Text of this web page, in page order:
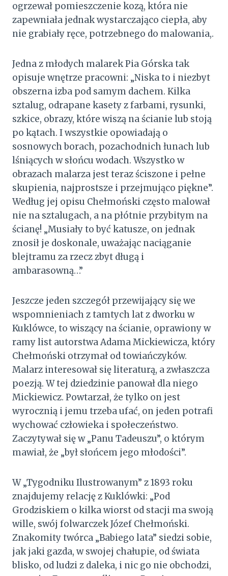
ogrzewał pomieszczenie kozą, która nie
zapewniała jednak wystarczająco ciepła, aby
nie grabiały ręce, potrzebnego do malowania,.
Jedna z młodych malarek Pia Górska tak
opisuje wnętrze pracowni: „Niska to i niezbyt
obszerna izba pod samym dachem. Kilka
sztalug, odrapane kasety z farbami, rysunki,
szkice, obrazy, które wiszą na ścianie lub stoją
po kątach. I wszystkie opowiadają o
sosnowych borach, pozachodnich łunach lub
lśniących w słońcu wodach. Wszystko w
obrazach malarza jest teraz ściszone i pełne
skupienia, najprostsze i przejmująco piękne”.
Według jej opisu Chełmoński często malował
nie na sztalugach, a na płótnie przybitym na
ścianę! „Musiały to być katusze, on jednak
znosił je doskonale, uważając naciąganie
blejtramu za rzecz zbyt długą i
ambarasowną…”
Jeszcze jeden szczegół przewijający się we
wspomnieniach z tamtych lat z dworku w
Kuklówce, to wiszący na ścianie, oprawiony w
ramy list autorstwa Adama Mickiewicza, który
Chełmoński otrzymał od towiańczyków.
Malarz interesował się literaturą, a zwłaszcza
poezją. W tej dziedzinie panował dla niego
Mickiewicz. Powtarzał, że tylko on jest
wyrocznią i jemu trzeba ufać, on jeden potrafi
wychować człowieka i społeczeństwo.
Zaczytywał się w „Panu Tadeuszu”, o którym
mawiał, że „był słońcem jego młodości”.
W „Tygodniku Ilustrowanym” z 1893 roku
znajdujemy relację z Kuklówki: „Pod
Grodziskiem o kilka wiorst od stacji ma swoją
wille, swój folwarczek Józef Chełmoński.
Znakomity twórca „Babiego lata” siedzi sobie,
jak jaki gazda, w swojej chałupie, od świata
blisko, od ludzi z daleka, i nic go nie obchodzi,